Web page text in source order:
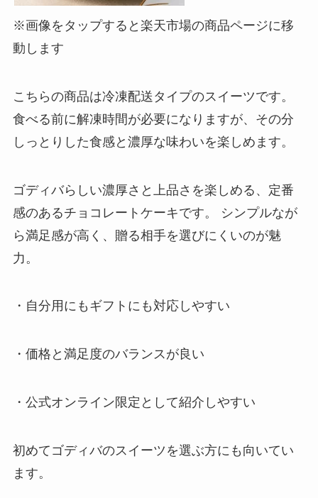
※画像をタップすると楽天市場の商品ページに移
動します
こちらの商品は冷凍配送タイプのスイーツです。
食べる前に解凍時間が必要になりますが、その分
しっとりした食感と濃厚な味わいを楽しめます。
ゴディバらしい濃厚さと上品さを楽しめる、定番
感のあるチョコレートケーキです。 シンプルなが
ら満足感が高く、贈る相手を選びにくいのが魅
力。
・自分用にもギフトにも対応しやすい
・価格と満足度のバランスが良い
・公式オンライン限定として紹介しやすい
初めてゴディバのスイーツを選ぶ方にも向いてい
ます。